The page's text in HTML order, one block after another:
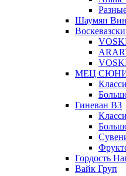
Шаумян Вин
МЕЦ
Гиневан ВЗ
Гордость
Вайк Груп